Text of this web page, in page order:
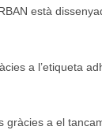
està
a l’etiqueta
gràcies a el